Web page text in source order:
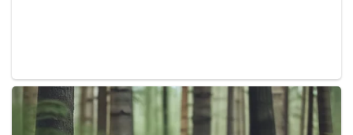
Menurut Kementerian Luar Negeri Malaysia, lawatan
Bishop dari 31 Julai hingga 2 Ogos ini bertujuan menjalin